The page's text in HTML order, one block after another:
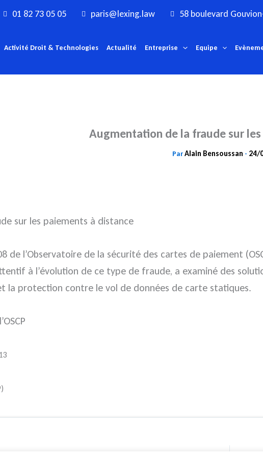
01 82 73 05 05 paris@lexing.law 58 boulevard
Activité Droit & Technologies Actualité Entreprise Equipe
Augmentation de la fraude sur
ParAlain Bensoussan - 24/
sur les paiements à distance
de l’Observatoire de la sécurité des cartes de paiement
à l’évolution de ce type de fraude, a examiné des
la protection contre le vol de données de carte statiques.